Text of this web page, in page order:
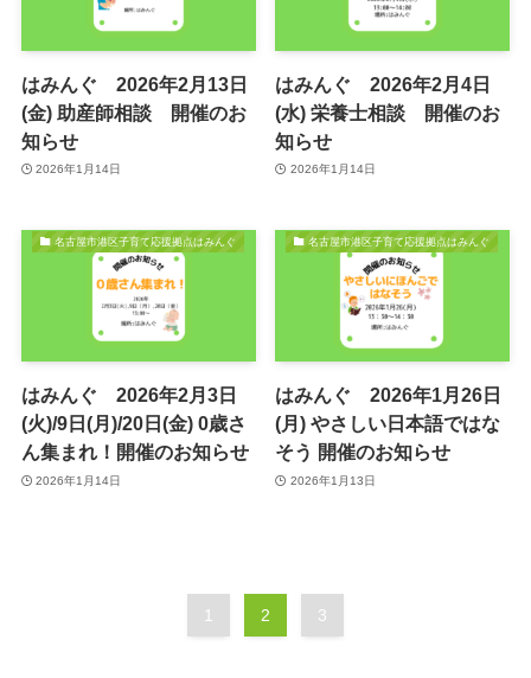
はみんぐ 2026年2月13日
(金) 助産師相談 開催のお
知らせ
2026年1月14日
はみんぐ 2026年2月4日
(水) 栄養士相談 開催のお
知らせ
2026年1月14日
名古屋市港区子育て応援拠点はみんぐ
はみんぐ 2026年2月3日
(火)/9日(月)/20日(金) 0歳さ
ん集まれ！開催のお知らせ
2026年1月14日
名古屋市港区子育て応援拠点はみんぐ
はみんぐ 2026年1月26日
(月) やさしい日本語ではな
そう 開催のお知らせ
2026年1月13日
1 2 3